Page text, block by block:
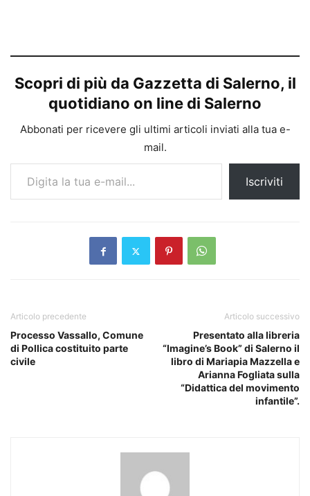
Scopri di più da Gazzetta di Salerno, il
quotidiano on line di Salerno
Abbonati per ricevere gli ultimi articoli inviati alla tua e-
mail.
Digita la tua e-mail...
Iscriviti
Articolo precedente
Processo Vassallo, Comune
di Pollica costituito parte
civile
Articolo successivo
Presentato alla libreria
“Imagine’s Book” di Salerno il
libro di Mariapia Mazzella e
Arianna Fogliata sulla
“Didattica del movimento
infantile”.